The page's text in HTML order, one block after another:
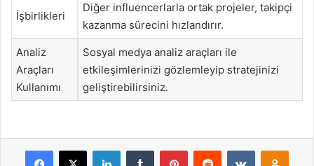
İşbirlikleri
Diğer influencerlarla ortak projeler, takipçi
kazanma sürecini hızlandırır.
Analiz
Araçları
Kullanımı
Sosyal medya analiz araçları ile
etkileşimlerinizi gözlemleyip stratejinizi
geliştirebilirsiniz.
Facebook
X LinkedInTumblr PinterestReddit VKontakte